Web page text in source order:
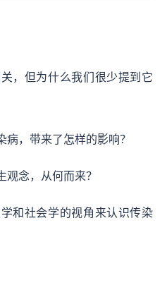
，但为什么我们很少提到它
，带来了怎样的影响？
念，从何而来？
和社会学的视角来认识传染